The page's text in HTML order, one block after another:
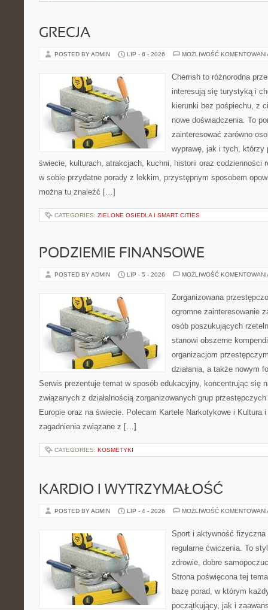
GRECJA
POSTED BY ADMIN LIP - 6 - 2026 MOŻLIWOŚĆ
Cherrish to różnorodna
interesują się turystyką i
kierunki bez pośpiechu, z
nowe doświadczenia. To
zainteresować zarówno
wyprawę, jak i tych, którzy
świecie, kulturach, atrakcjach, kuchni, historii oraz codzienności
w sobie przydatne porady z lekkim, przystępnym sposobem
można tu znaleźć […]
CATEGORIES: ZIELONE OSIEDLA I SMART CITIES
PODZIEMIE FINANSOWE
POSTED BY ADMIN LIP - 5 - 2026 MOŻLIWOŚĆ
Zorganizowana
ogromne zainteresowanie
osób poszukujących
stanowi obszerne
organizacjom
działania, a także nowym
Serwis prezentuje temat w sposób edukacyjny, koncentrując się
związanych z działalnością zorganizowanych grup
Europie oraz na świecie. Polecam Kartele Narkotykowe i Kultura
zagadnienia związane z […]
CATEGORIES: KOSMETYKI
KARDIO I WYTRZYMAŁOŚĆ
POSTED BY ADMIN LIP - 4 - 2026 MOŻLIWOŚĆ
Sport i aktywność
regularne ćwiczenia. To
zdrowie, dobre
Strona poświęcona tej
bazę porad, w którym
początkujący, jak i